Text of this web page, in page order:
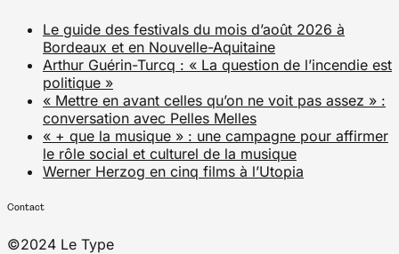
Le guide des festivals du mois d’août 2026 à
Bordeaux et en Nouvelle-Aquitaine
Arthur Guérin-Turcq : « La question de l’incendie est
politique »
« Mettre en avant celles qu’on ne voit pas assez » :
conversation avec Pelles Melles
« + que la musique » : une campagne pour affirmer
le rôle social et culturel de la musique
Werner Herzog en cinq films à l’Utopia
Contact
©2024 Le Type